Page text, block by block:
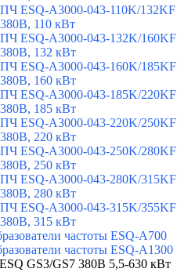
ПЧ ESQ-A3000-043-110K/132KF
380В, 110 кВт
ПЧ ESQ-A3000-043-132K/160KF
380В, 132 кВт
ПЧ ESQ-A3000-043-160K/185KF
380В, 160 кВт
ПЧ ESQ-A3000-043-185K/220KF
380В, 185 кВт
ПЧ ESQ-A3000-043-220K/250KF
380В, 220 кВт
ПЧ ESQ-A3000-043-250K/280KF
380В, 250 кВт
ПЧ ESQ-A3000-043-280K/315KF
380В, 280 кВт
ПЧ ESQ-A3000-043-315K/355KF
380В, 315 кВт
частоты ESQ-A700
частоты ESQ-A1300
GS3/GS7 380В 5,5-630 кВт